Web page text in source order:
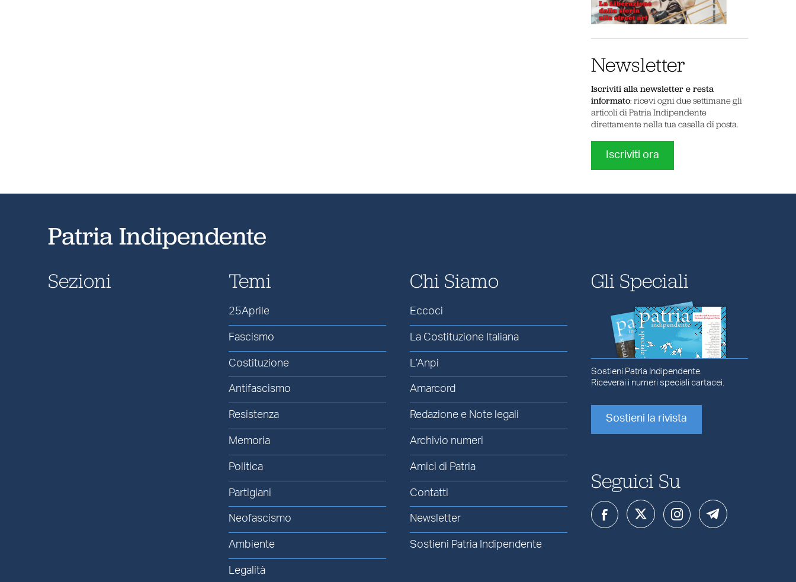
Newsletter
Iscriviti alla newsletter e resta
informato: ricevi ogni due settimane gli
articoli di Patria Indipendente
direttamente nella tua casella di posta.
Iscriviti ora
Patria Indipendente
Sezioni Temi
25Aprile
Fascismo
Costituzione
Antifascismo
Resistenza
Memoria
Politica
Partigiani
Neofascismo
Ambiente
Legalità
Chi Siamo
Eccoci
La Costituzione Italiana
L’Anpi
Amarcord
Redazione e Note legali
Archivio numeri
Amici di Patria
Contatti
Newsletter
Sostieni Patria Indipendente
Gli Speciali
Sostieni Patria Indipendente.
Riceverai i numeri speciali cartacei.
Sostieni la rivista
Seguici Su